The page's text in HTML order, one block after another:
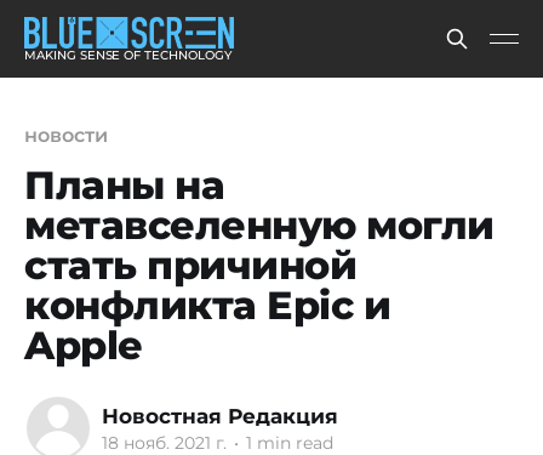
MAKING SENSE OF TECHNOLOGY
новости
Планы на
метавселенную могли
стать причиной
конфликта Epic и
Apple
Новостная Редакция
18 нояб. 2021 г. • 1 min read